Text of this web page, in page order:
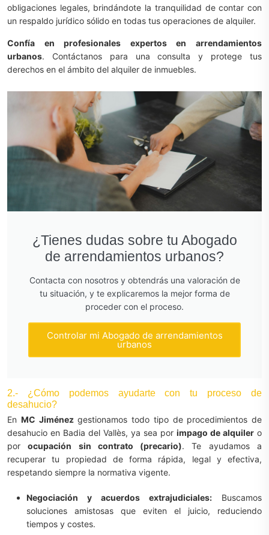
obligaciones legales, brindándote la tranquilidad de contar con
un respaldo jurídico sólido en todas tus operaciones de alquiler.
Confía en profesionales expertos en arrendamientos
urbanos. Contáctanos para una consulta y protege tus
derechos en el ámbito del alquiler de inmuebles.
¿Tienes dudas sobre tu Abogado
de arrendamientos urbanos?
Contacta con nosotros y obtendrás una valoración de
tu situación, y te explicaremos la mejor forma de
proceder con el proceso.
Controlar mi Abogado de arrendamientos
urbanos
2.- ¿Cómo podemos ayudarte con tu proceso de
desahucio?
En MC Jiménezgestionamos todo tipo de procedimientos de
desahucio en Badia del Vallès, ya sea por impago de alquiler o
porocupación sin contrato (precario). Te ayudamos a
recuperar tu propiedad de forma rápida, legal y efectiva,
respetando siempre la normativa vigente.
Negociación y acuerdos extrajudiciales: Buscamos
soluciones amistosas que eviten el juicio, reduciendo
tiempos y costes.